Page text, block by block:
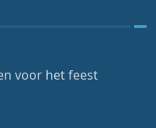
voor het feest